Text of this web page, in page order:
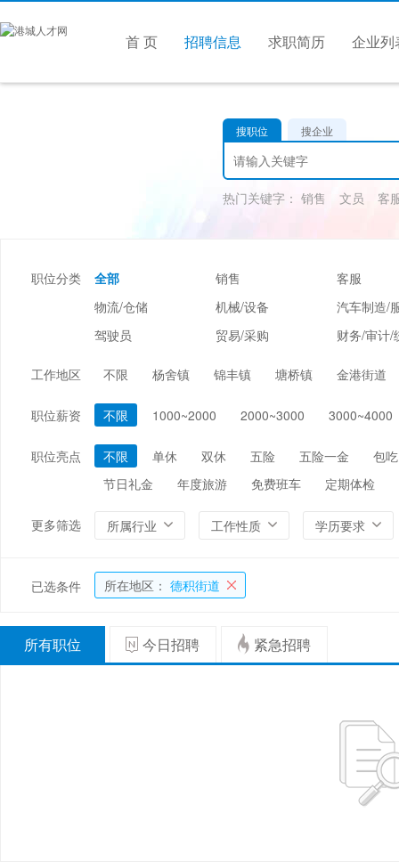
首 页 招聘信息 求职简历 企业列
搜职位 搜企业
热门关键字： 销售 文员 客
职位分类 全部 销售
客服
物流/仓储
机械/设备
汽车制造/
驾驶员
贸易/采购
财务/审计/
编辑/出版/印刷
金融/证券/投资
保险
能源/电力/矿产
化工 环保
工作地区 不限 杨舍镇 锦丰镇 塘桥镇 金港街道
职位薪资 不限 1000~2000 2000~3000 3000~4000
职位亮点 不限 单休 双休 五险 五险一金
包吃
节日礼金
年度旅游 免费班车 定期体检
更多筛选 所属行业 工作性质 学历要求
已选条件 所在地区： 德积街道
所有职位 今日招聘 紧急招聘